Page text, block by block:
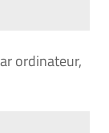
ordinateur,